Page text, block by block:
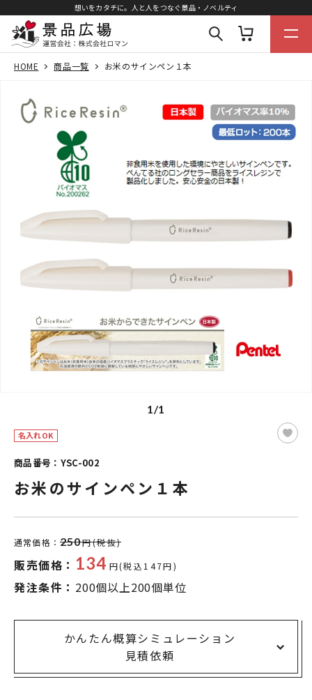
想いをカタチに。人と人をつなぐ景品・ノベルティ
HOME 商品一覧 お米のサインペン１本
1/1
名入れOK
商品番号：YSC-002
お米のサインペン１本
通常価格： 250円(税抜)
販売価格： 134 円(税込147円)
発注条件： 200個以上200個単位
かんたん概算シミュレーション
見積依頼